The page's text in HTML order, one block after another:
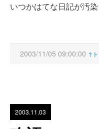
いつかはてな日記が汚
2003/11/05 09:00:00 ↑
2003.11.03